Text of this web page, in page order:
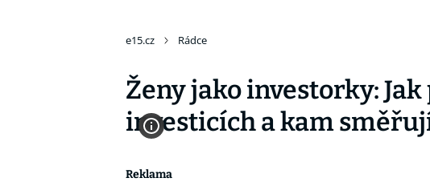
e15.cz Rádce
Ženy jako investorky:
investicích a kam
Reklama